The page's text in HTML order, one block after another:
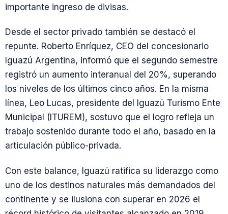
importante ingreso de divisas.
Desde el sector privado también se destacó el
repunte. Roberto Enríquez, CEO del concesionario
Iguazú Argentina, informó que el segundo semestre
registró un aumento interanual del 20%, superando
los niveles de los últimos cinco años. En la misma
línea, Leo Lucas, presidente del Iguazú Turismo Ente
Municipal (ITUREM), sostuvo que el logro refleja un
trabajo sostenido durante todo el año, basado en la
articulación público-privada.
Con este balance, Iguazú ratifica su liderazgo como
uno de los destinos naturales más demandados del
continente y se ilusiona con superar en 2026 el